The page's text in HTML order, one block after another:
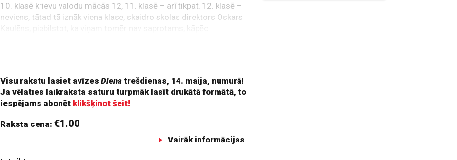
10. klasē krievu valodu mācās 12, 11. klasē – arī tikpat, 12. klasē –
neviens, tātad tā iznāk viena klase, skaidro skolas direktors Oskars
Visu rakstu lasiet avīzesDiena trešdienas, 14. maija, numurā!
Ja vēlaties laikraksta saturu turpmāk lasīt drukātā formātā, to
iespējams abonēt klikšķinot šeit!
Raksta cena:€1.00
Vairāk informācijas